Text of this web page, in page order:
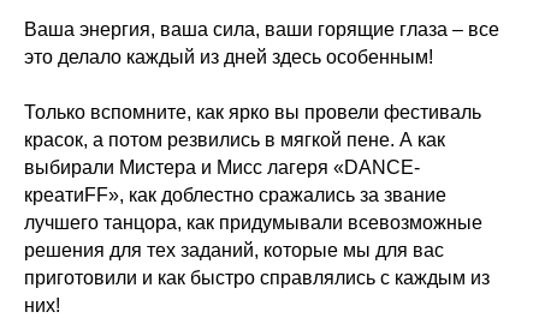
Ваша энергия, ваша сила, ваши горящие глаза – все
это делало каждый из дней здесь особенным!
Только вспомните, как ярко вы провели фестиваль
красок, а потом резвились в мягкой пене. А как
выбирали Мистера и Мисс лагеря «DANCE-
креатиFF», как доблестно сражались за звание
лучшего танцора, как придумывали всевозможные
решения для тех заданий, которые мы для вас
приготовили и как быстро справлялись с каждым из
них!